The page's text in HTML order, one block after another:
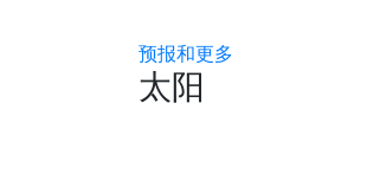
预报和更多
太阳